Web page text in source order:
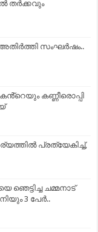
തർക്കവും
സംഘർഷം..
കണ്ണീരൊപ്പി
പ്രത്യേകിച്ച്,
ഞെട്ടിച്ച ചമ്മനാട്
3 പേർ..